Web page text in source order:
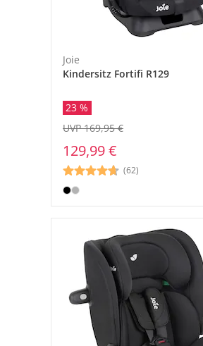
Joie
Kindersitz Fortifi R129
23 %
129,99 €
UVP 169,95 €
(62)